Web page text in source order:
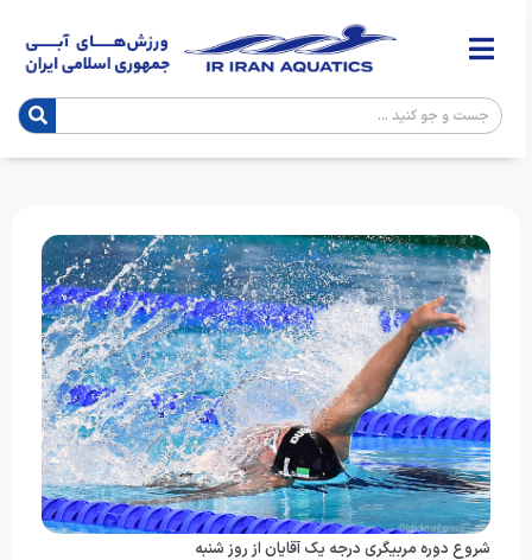
شروع دوره مربیگری درجه یک آقایان از روز شنبه